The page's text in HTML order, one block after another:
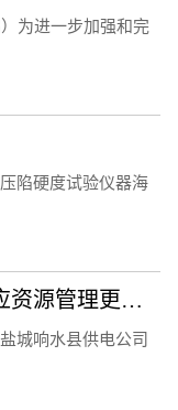
为进一步加强和完
陷硬度试验仪器海
盐城响水供电：让电力需求响应资源管理更精细
城响水县供电公司